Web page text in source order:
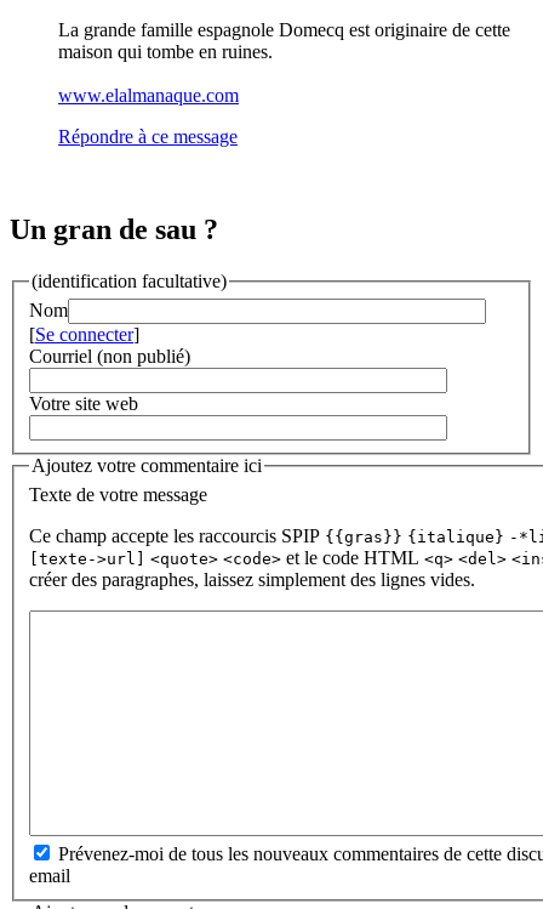
La grande famille espagnole Domecq est originaire de cette
maison qui tombe en ruines.
www.elalmanaque.com
Répondre à ce message
Un gran de sau ?
(identification facultative)
Nom
[Se connecter]
Courriel (non publié)
Votre site web
Ajoutez votre commentaire ici
Texte de votre message
Ce champ accepte les raccourcis SPIP {{gras}} {italique} -
[texte->url]
<quote> <code> et le code HTML <q> <del>
créer des paragraphes, laissez simplement des lignes vides.
Prévenez-moi de tous les nouveaux commentaires de cette
email